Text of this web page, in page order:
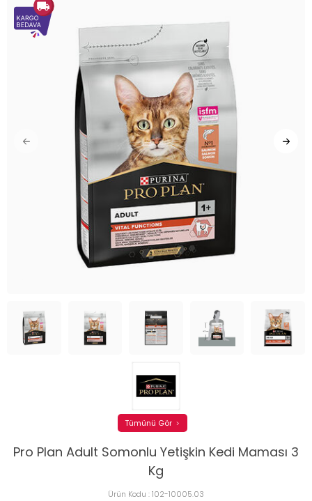
Pro Plan Adult Somonlu Yetişkin Kedi Maması 3
Kg
Ürün Kodu :102-10005.03
Tümünü Gör